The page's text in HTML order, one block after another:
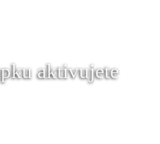
aktivujete